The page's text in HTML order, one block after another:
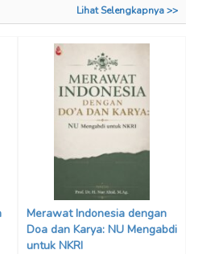
Lihat Selengkapnya >>
Merawat Indonesia dengan
Doa dan Karya: NU Mengabdi
untuk NKRI